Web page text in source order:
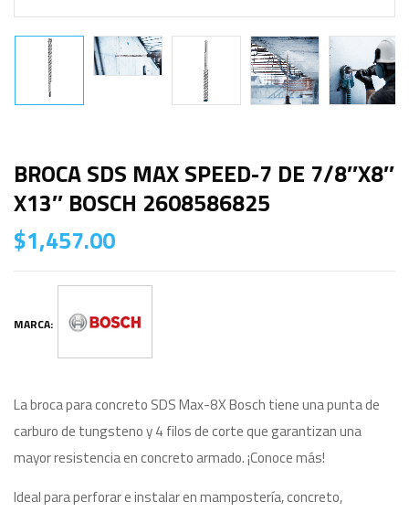
BROCA SDS MAX SPEED-7 DE 7/8″X8″
X13″ BOSCH 2608586825
$1,457.00
MARCA:
La broca para concreto SDS Max-8X Bosch tiene una punta de
carburo de tungsteno y 4 filos de corte que garantizan una
mayor resistencia en concreto armado. ¡Conoce más!
Ideal para perforar e instalar en mampostería, concreto,